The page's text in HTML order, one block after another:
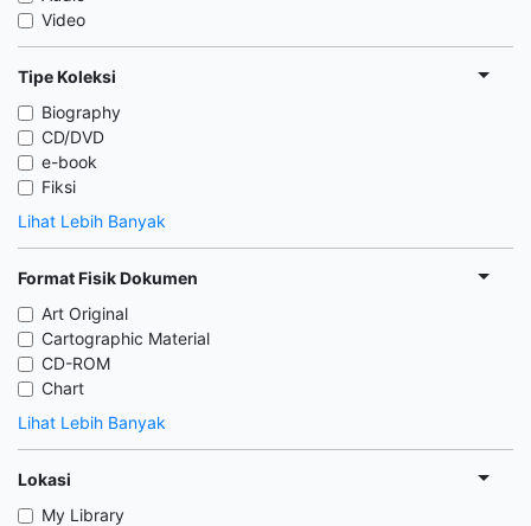
Video
Tipe Koleksi
Biography
CD/DVD
e-book
Fiksi
Lihat Lebih Banyak
Format Fisik Dokumen
Art Original
Cartographic Material
CD-ROM
Chart
Lihat Lebih Banyak
Lokasi
My Library